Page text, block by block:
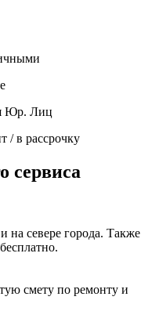
Юр. Лиц
/ в рассрочку
сервиса
на севере города. Также
смету по ремонту и